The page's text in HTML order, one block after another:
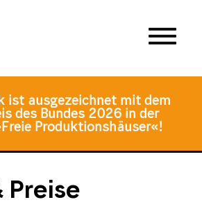
ist ausgezeichnet mit dem
des Bundes 2026 in der
Produktionshäuser«!
Preise